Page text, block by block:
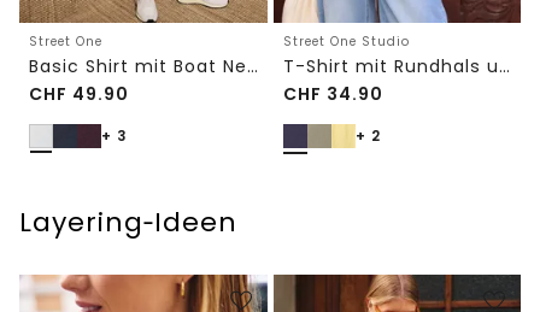
Street One
Basic Shirt mit Boat Neck und Elastikbund
CHF 49.90
+ 3
Street One Studio
T-Shirt mit Rundhals und Embroidery-Detail
CHF 34.90
+ 2
Layering‑Ideen